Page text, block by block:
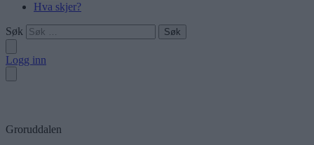
Hva skjer?
Søk
Logg inn
Groruddalen